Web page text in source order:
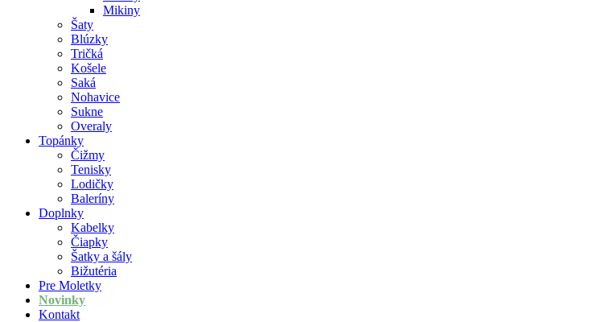
Mikiny
Šaty
Blúzky
Tričká
Košele
Saká
Nohavice
Sukne
Overaly
Topánky
Čižmy
Tenisky
Lodičky
Baleríny
Doplnky
Kabelky
Čiapky
Šatky a šály
Bižutéria
Pre Moletky
Novinky
Kontakt